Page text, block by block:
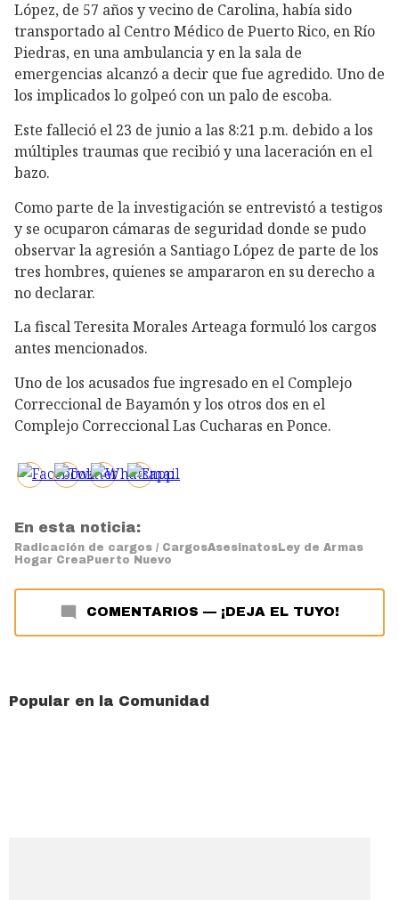
López, de 57 años y vecino de Carolina, había sido
transportado al Centro Médico de Puerto Rico, en Río
Piedras, en una ambulancia y en la sala de
emergencias alcanzó a decir que fue agredido. Uno de
los implicados lo golpeó con un palo de escoba.
Este falleció el 23 de junio a las 8:21 p.m. debido a los
múltiples traumas que recibió y una laceración en el
bazo.
Como parte de la investigación se entrevistó a testigos
y se ocuparon cámaras de seguridad donde se pudo
observar la agresión a Santiago López de parte de los
tres hombres, quienes se ampararon en su derecho a
no declarar.
La fiscal Teresita Morales Arteaga formuló los cargos
antes mencionados.
Uno de los acusados fue ingresado en el Complejo
Correccional de Bayamón y los otros dos en el
Complejo Correccional Las Cucharas en Ponce.
En esta noticia:
Radicación de cargos / CargosAsesinatos Ley de Armas
Hogar Crea Puerto Nuevo
COMENTARIOS — ¡DEJA EL TUYO!
Popular en la Comunidad